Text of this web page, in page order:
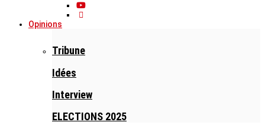
Opinions
Tribune
Idées
Interview
ELECTIONS 2025